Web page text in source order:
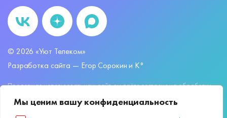
Мы ценим вашу конфиденциальность
© 2026 «Уют Телеком»
Разработка сайта — Егор Сорокин и K°
Продолжая использовать наш сайт, вы даёте согласие на обработку
Политикой обработки персональных данных.